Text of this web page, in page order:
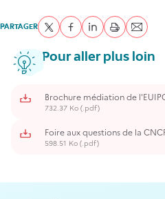
PARTAGERPartager sur Twitter
Partager sur Facebook
Partager sur
imprimer
Pour aller plus loin
Brochure médiation de
732.37 Ko (.pdf)
Foire aux questions de la
598.51 Ko (.pdf)